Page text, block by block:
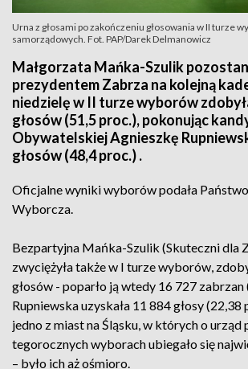
Urna z głosami po zakończeniu głosowania w II turze
samorządowych. Fot. PAP/Darek Delmanowicz
Małgorzata Mańka-Szulik
prezydentem Zabrza na kolejną
niedzielę w II turze wyborów
głosów (51,5 proc.), pokonując
Obywatelskiej Agnieszkę
głosów (48,4 proc.) .
Oficjalne wyniki wyborów podała
Wyborcza.
Bezpartyjna Mańka-Szulik (Skuteczni dla
zwyciężyła także w I turze wyborów,
głosów - poparło ją wtedy 16 727 zabrzan
Rupniewska uzyskała 11 884 głosy
jedno z miast na Śląsku, w których o urząd
tegorocznych wyborach ubiegało się
– było ich aż ośmioro.